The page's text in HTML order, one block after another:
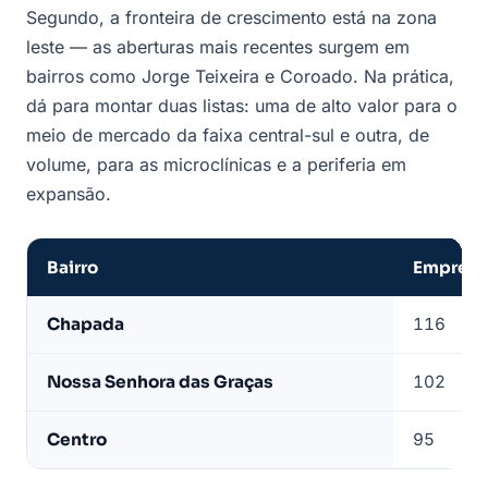
Segundo, a fronteira de crescimento está na zona
leste — as aberturas mais recentes surgem em
bairros como Jorge Teixeira e Coroado. Na prática,
dá para montar duas listas: uma de alto valor para o
meio de mercado da faixa central-sul e outra, de
volume, para as microclínicas e a periferia em
expansão.
com
clínicas
ativas
Bairro
Chapada 116
Nossa Senhora das Graças 102
Centro 95